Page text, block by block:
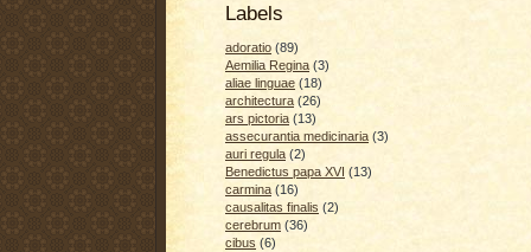
Labels
adoratio (89)
Aemilia Regina (3)
aliae linguae (18)
architectura (26)
ars pictoria (13)
assecurantia medicinaria (3)
auri regula (2)
Benedictus papa XVI (13)
carmina (16)
causalitas finalis (2)
cerebrum (36)
cibus (6)